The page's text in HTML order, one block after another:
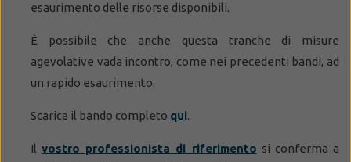
esaurimento delle risorse disponibili.
È possibile che anche questa tranche di misure
agevolative vada incontro, come nei precedenti bandi, ad
un rapido esaurimento.
Scarica il bando completo qui.
Ilvostro professionista di riferimento si conferma a